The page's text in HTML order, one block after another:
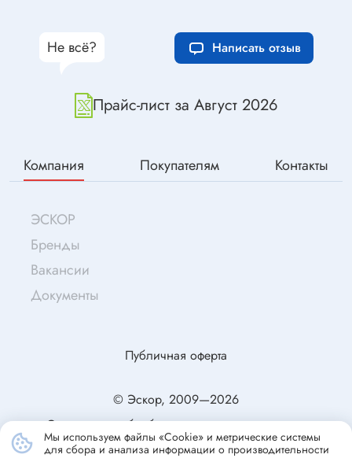
Прайс-лист за Август 2026
Не всё? Написать отзыв
Компания Покупателям Контакты
ЭСКОР
Бренды
Вакансии
Документы
© Эскор, 2009—2026
Согласие на обработку персональных данных
Политика конфиденциальности
Публичная оферта
Мы используем файлы «Cookie» и метрические системы
для сбора и анализа информации о производительности